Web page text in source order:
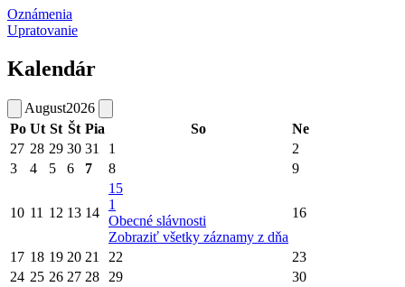
Oznámenia
Upratovanie
Kalendár
August2026
Po Ut St Št Pia So
Ne
27 28 29 30 31 1
2
3
4 5 6 7 8 9
10 11 12 13 14
15
1
Obecné slávnosti
Zobraziť všetky záznamy z dňa
16
17 18 19 20 21 22
23
24 25 26 27 28 29
30